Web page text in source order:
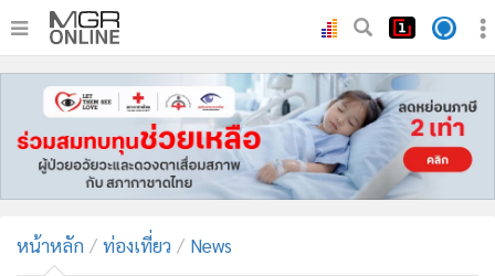
หน้าหลัก
ทันเหตุการณ์
• ภาคใต้
• บันเทิง
หน้าหลัก ท่องเที่ยว News